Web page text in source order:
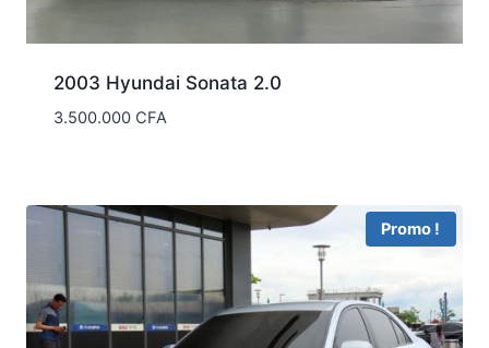
2003 Hyundai Sonata 2.0
3.500.000 CFA
Promo !